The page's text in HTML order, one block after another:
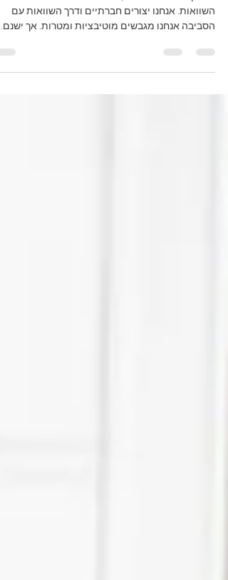
על הנטייה להשוואה
באופן טבעי והישרדותי, המוח שלנו מתוכנת ליצור
השוואות. אנחנו יצורים חברתיים ודרך השוואות עם
הסביבה אנחנו מגבשים מוטיבציות ומטרות. אך